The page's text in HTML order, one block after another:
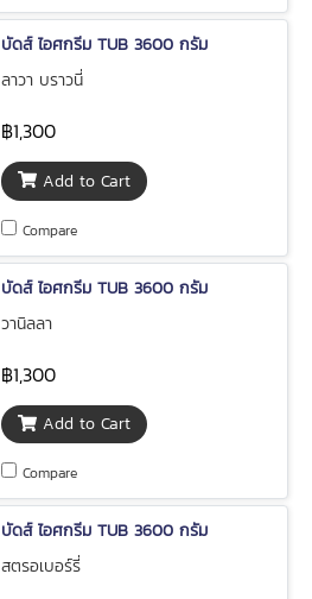
บัดส์ ไอศกรีม TUB 3600 กรัม
ลาวา บราวนี่
฿1,300
Add to Cart
Compare
บัดส์ ไอศกรีม TUB 3600 กรัม
วานิลลา
฿1,300
Add to Cart
Compare
บัดส์ ไอศกรีม TUB 3600 กรัม
สตรอเบอร์รี่